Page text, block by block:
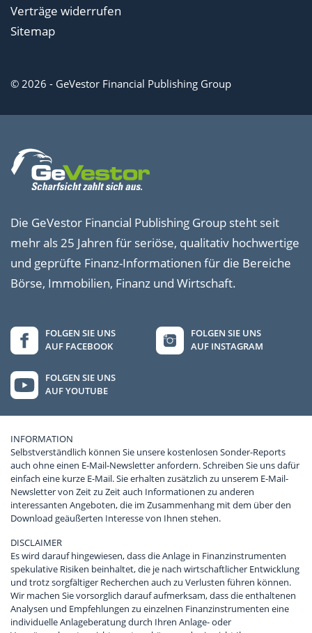
Verträge widerrufen
Sitemap
© 2026 - GeVestor Financial Publishing Group
Die GeVestor Financial Publishing Group steht seit
mehr als 25 Jahren für seriöse, qualitativ hochwertige
und geprüfte Finanz-Informationen für die Bereiche
Börse, Immobilien, Finanz und Wirtschaft.
FOLGEN SIE UNS
AUF FACEBOOK
FOLGEN SIE UNS
AUF INSTAGRAM
FOLGEN SIE UNS
AUF YOUTUBE
INFORMATION
Selbstverständlich können Sie unsere kostenlosen Sonder-Reports
auch ohne einen E-Mail-Newsletter anfordern. Schreiben Sie uns dafür
einfach eine kurze E-Mail. Sie erhalten zusätzlich zu unserem E-Mail-
Newsletter von Zeit zu Zeit auch Informationen zu anderen
interessanten Angeboten, die im Zusammenhang mit dem über den
Download geäußerten Interesse von Ihnen stehen.
DISCLAIMER
Es wird darauf hingewiesen, dass die Anlage in Finanzinstrumenten
spekulative Risiken beinhaltet, die je nach wirtschaftlicher Entwicklung
und trotz sorgfältiger Recherchen auch zu Verlusten führen können.
Wir machen Sie vorsorglich darauf aufmerksam, dass die enthaltenen
Analysen und Empfehlungen zu einzelnen Finanzinstrumenten eine
individuelle Anlageberatung durch Ihren Anlage- oder